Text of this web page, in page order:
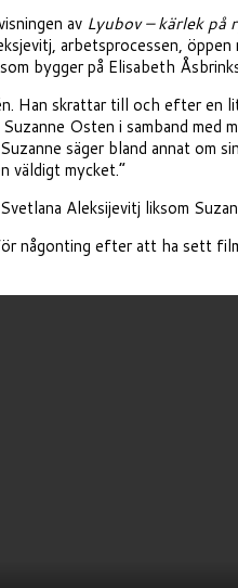
av Lyubov – kärlek på
arbetsprocessen,
bygger på Elisabeth
Han skrattar till och efter
Osten i samband
säger bland annat om
väldigt mycket.”
Aleksijevitj liksom
någonting efter att ha sett